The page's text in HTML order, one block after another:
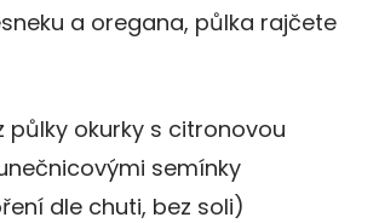
a oregana, půlka rajčete
půlky okurky s citronovou
semínky
dle chuti, bez soli)